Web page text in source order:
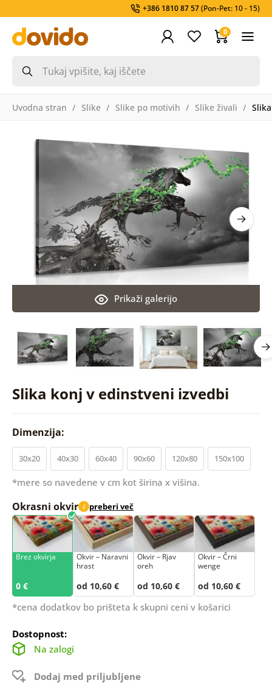
+386 1810 87 57(Pon-Pet: 10 - 15)
0
Uvodna stran Slike Slike po motivih Slike živali
Slika konj v edinstveni izvedbi
Prikaži galerijo
Dimenzija:
30x20 40x30 60x40 90x60 120x80 150x100
*mere so navedene v cm kot širina x višina.
Okrasni okvir i preberi več
Brez okvirja
0 €
Okvir – Naravni
hrast
od 10,60 €
Okvir – Rjav
oreh
od 10,60 €
Okvir – Črni
wenge
od 10,60 €
*cena dodatkov bo prišteta k skupni ceni v košarici
Dostopnost:
Na zalogi
Dodaj med priljubljene